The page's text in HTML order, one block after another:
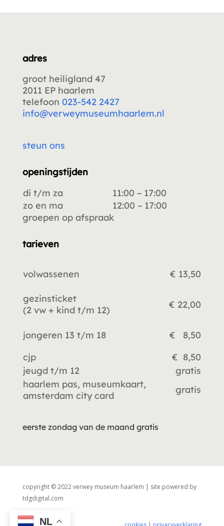
adres
groot heiligland 47
2011 EP haarlem
telefoon 023-542 2427
info@verweymuseumhaarlem.nl
steun ons
openingstijden
di t/m za
11:00 – 17:00
zo en ma
12:00 – 17:00
groepen op afspraak
tarieven
volwassenen € 13,50
gezinsticket
(2 vw + kind t/m 12) € 22,00
jongeren 13 t/m 18
€ 8,50
cjp
€ 8,50
jeugd t/m 12
gratis
haarlem pas, museumkaart,
amsterdam city card
gratis
eerste zondag van de maand gratis
copyright © 2022 verwey museum haarlem | site powered by
tdgdigital.com
NL